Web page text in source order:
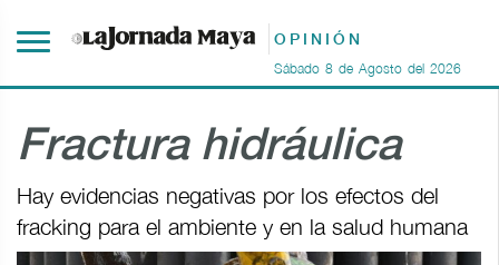
OPINIÓN
Sábado 8 de Agosto del 2026
Fractura hidráulica
Hay evidencias negativas por los efectos del
fracking para el ambiente y en la salud humana